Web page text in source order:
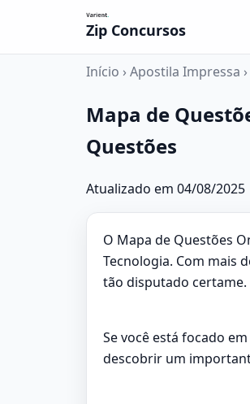
Zip Concursos
Início › Apostila Impressa ›
Mapa de
Questões
Atualizado em 04/08/2025
O Mapa de Questões
Tecnologia. Com mais
tão disputado
Se você está focado
descobrir um